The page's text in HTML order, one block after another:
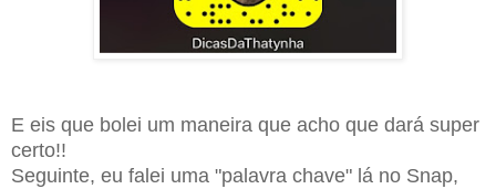
E eis que bolei um maneira que acho que dará super
certo!!
Seguinte, eu falei uma "palavra chave" lá no Snap,